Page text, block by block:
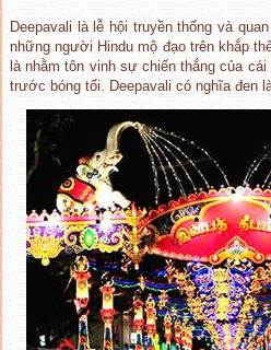
Deepavali là lễ hội truyền thống và
những người Hindu mộ đạo trên khắp
là nhằm tôn vinh sự chiến thắng của
trước bóng tối. Deepavali có nghĩa đen là